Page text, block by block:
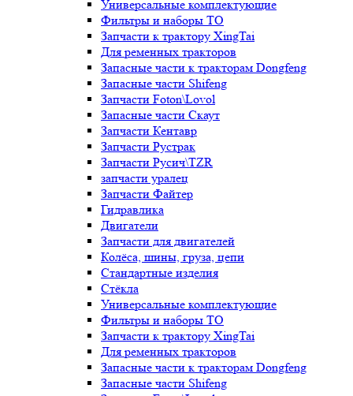
Универсальные комплектующие
Фильтры и наборы ТО
Запчасти к трактору XingTai
Для ременных тракторов
Запасные части к тракторам Dongfeng
Запасные части Shifeng
Запчасти Foton\Lovol
Запасные части Скаут
Запчасти Кентавр
Запчасти Рустрак
Запчасти Русич\TZR
запчасти уралец
Запчасти Файтер
Гидравлика
Двигатели
Запчасти для двигателей
Колёса, шины, груза, цепи
Стандартные изделия
Стёкла
Универсальные комплектующие
Фильтры и наборы ТО
Запчасти к трактору XingTai
Для ременных тракторов
Запасные части к тракторам Dongfeng
Запасные части Shifeng